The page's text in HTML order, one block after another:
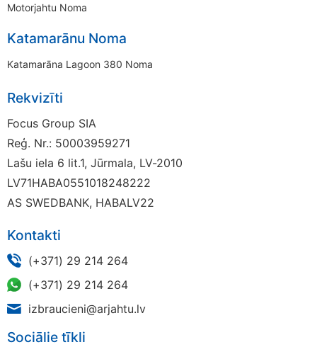
Motorjahtu Noma
Katamarānu Noma
Katamarāna Lagoon 380 Noma
Rekvizīti
Focus Group SIA
Reģ. Nr.: 50003959271
Lašu iela 6 lit.1, Jūrmala, LV-2010
LV71HABA0551018248222
AS SWEDBANK, HABALV22
Kontakti
(+371) 29 214 264
(+371) 29 214 264
izbraucieni@arjahtu.lv
Sociālie tīkli